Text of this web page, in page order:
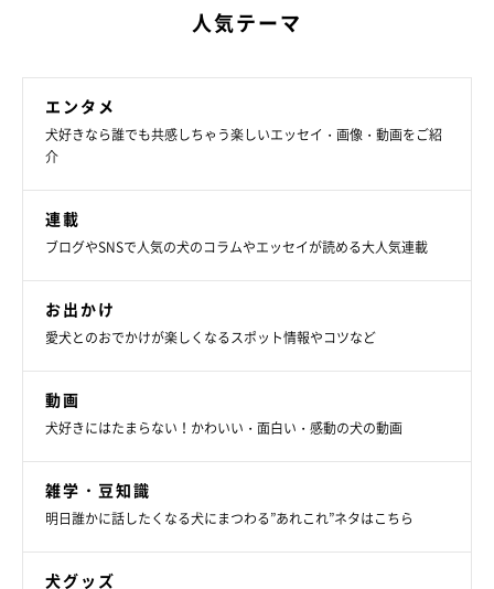
ニコニコ笑顔が可愛らしい♪
2頭の愛犬と過ごす日々について、
てしまうので、今あるこの瞬間を大事にしたいし、これから過ご
ん。
ていってほしいですね！
関連記事:
「垂れ耳」が可愛くて元気いっぱいな子犬と家
族に！ 9年の月日を共にし、新たな「可愛い」
の発見も
紹介するのは、X（旧Twitter）ユーザー@cuteshiratamaさんが
人気テーマ
エンタメ
犬好きなら誰でも共感しちゃう楽しいエッセイ・画像・動画をご紹
介
連載
ブログやSNSで人気の犬のコラムやエッセイが読める大人気連載
お出かけ
愛犬とのおでかけが楽しくなるスポット情報やコツなど
動画
犬好きにはたまらない！かわいい・面白い・感動の犬の動画
雑学・豆知識
明日誰かに話したくなる犬にまつわる”あれこれ”ネタはこちら
犬グッズ